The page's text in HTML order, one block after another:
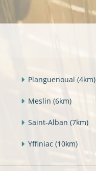
Planguenoual (4km)
Meslin (6km)
Saint-Alban (7km)
Yffiniac (10km)